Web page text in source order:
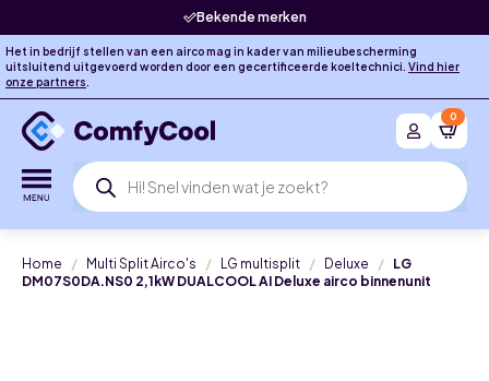
Bekende merken
Het in bedrijf stellen van een airco mag in kader van milieubescherming
uitsluitend uitgevoerd worden door een gecertificeerde koeltechnici. Vind hier
onze partners.
Producten
zoeken
0
Home Multi Split Airco's LG multisplit Deluxe
LG
DM07S0DA.NS0 2,1kW DUALCOOL AI Deluxe airco binnenunit